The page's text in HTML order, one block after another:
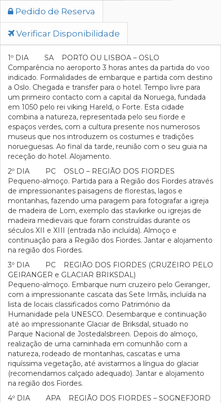
Pedido de Reserva
Verificar Disponibilidade
1º DIA SA PORTO OU LISBOA – OSLO
Comparência no aeroporto 3 horas antes da partida do voo
indicado. Formalidades de embarque e partida com destino
a Oslo. Chegada e transfer para o hotel. Tempo livre para
um primeiro contacto com a capital da Noruega, fundada
em 1050 pelo rei viking Hareld, o Forte. Esta cidade
combina a natureza, representada pelo seu fiorde e
espaços verdes, com a cultura presente nos numerosos
museus que nos introduzem os costumes e tradições
norueguesas. Ao final da tarde, reunião com o seu guia na
receção do hotel. Alojamento.
2º DIA PC OSLO – REGIÃO DOS FIORDES
Pequeno-almoço. Partida para a Região dos Fiordes através
de impressionantes paisagens de florestas, lagos e
montanhas, fazendo uma paragem para fotografar a igreja
de madeira de Lom, exemplo das stavkirke ou igrejas de
madeira medievais que foram construídas durante os
séculos XII e XIII (entrada não incluída). Almoço e
continuação para a Região dos Fiordes. Jantar e alojamento
na região dos Fiordes.
3º DIA PC REGIÃO DOS FIORDES (CRUZEIRO PELO
GEIRANGER e GLACIAR BRIKSDAL)
Pequeno-almoço. Embarque num cruzeiro pelo Geiranger,
com a impressionante cascata das Sete Irmãs, incluída na
lista de locais classificados como Património da
Humanidade pela UNESCO. Desembarque e continuação
até ao impressionante Glaciar de Briksdal, situado no
Parque Nacional de Jostedalsbreen. Depois do almoço,
realização de uma caminhada em comunhão com a
natureza, rodeado de montanhas, cascatas e uma
riquíssima vegetação, até avistarmos a língua do glaciar
(recomendamos calçado adequado). Jantar e alojamento
na região dos Fiordes.
4º DIA APA REGIÃO DOS FIORDES – SOGNEFJORD